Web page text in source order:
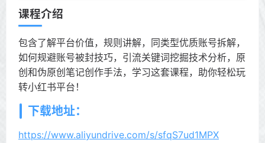
课程介绍
包含了解平台价值，规则讲解，同类型优质账号拆解，
如何规避账号被封技巧，引流关键词挖掘技术分析，原
创和伪原创笔记创作手法，学习这套课程，助你轻松玩
转小红书平台！
下载地址：
https://www.aliyundrive.com/s/sfqS7ud1MPX